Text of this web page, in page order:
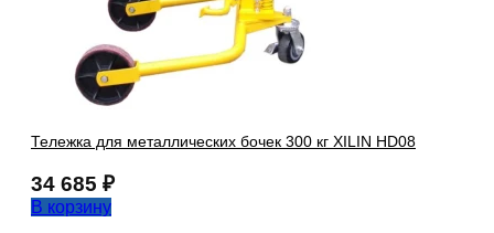
Тележка для металлических бочек 300 кг XILIN HD08
34 685 ₽
В корзину